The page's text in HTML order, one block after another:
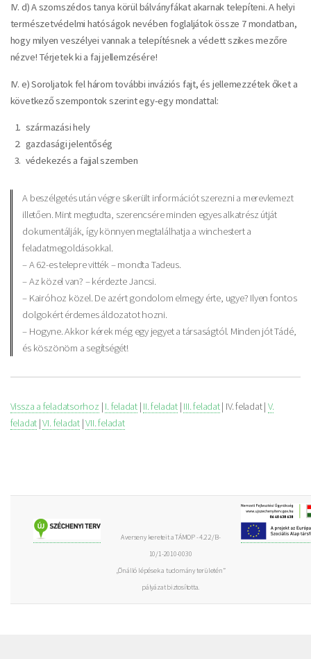
IV. d) A szomszédos tanya körül bálványfákat akarnak telepíteni. A helyi
természetvédelmi hatóságok nevében foglaljátok össze 7 mondatban,
hogy milyen veszélyei vannak a telepítésnek a védett szikes mezőre
nézve! Térjetek ki a faj jellemzésére!
IV. e) Soroljatok fel három további inváziós fajt, és jellemezzétek őket a
következő szempontok szerint egy-egy mondattal:
származási hely
gazdasági jelentőség
védekezés a fajjal szemben
A beszélgetés után végre sikerült információt szerezni a merevlemezt
illetően. Mint megtudta, szerencsére minden egyes alkatrész útját
dokumentálják, így könnyen megtalálhatja a winchestert a
feladatmegoldásokkal.
– A 62-es telepre vitték – mondta Tadeus.
– Az közel van? – kérdezte Jancsi.
– Kairóhoz közel. De azért gondolom elmegy érte, ugye? Ilyen fontos
dolgokért érdemes áldozatot hozni.
– Hogyne. Akkor kérek még egy jegyet a társaságtól. Minden jót Tádé,
és köszönöm a segítségét!
Vissza a feladatsorhoz | I. feladat| II. feladat| III. feladat| IV. feladat | V.
feladat |VI. feladat |VII. feladat
A verseny kereteit a TÁMOP - 4.2.2/B-
10/1-2010-0030
„Önálló lépések a tudomány területén”
pályázat biztosította.